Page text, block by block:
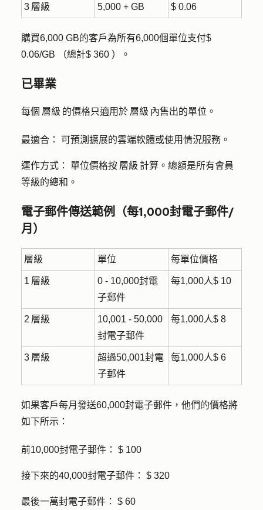
3 層級 5,000 + GB $ 0.06
購買6,000 GB的客戶為所有6,000個單位支付$
0.06/GB （總計$ 360 ）。
已畢業
每個 層級 的價格只適用於 層級 內售出的單位。
最適合： 可預測擴展的雲端軟體或使用情況服務。
運作方式：
單位價格按 層級 計算。總額是所有會員
等級的總和。
電子郵件傳送範例（每1,000封電子郵件/
月）
層級 單位 每單位價格
1 層級
0 - 10,000封電
子郵件
每1,000人$ 10
2 層級
10,001 - 50,000
封電子郵件
每1,000人$ 8
3 層級
超過50,001封電
子郵件
每1,000人$ 6
如果客戶每月發送60,000封電子郵件，他們的價格將
如下所示：
前10,000封電子郵件： $ 100
接下來的40,000封電子郵件： $ 320
最後一萬封電子郵件： $ 60